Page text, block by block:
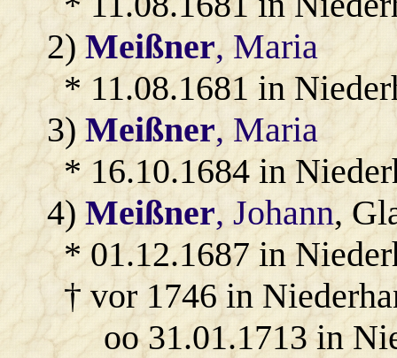
2)Meißner, Maria
* 11.08.1681 in
3)Meißner, Maria
* 16.10.1684 in
4)Meißner, Johann,
* 01.12.1687 in
† vor 1746 in
oo 31.01.1713 in